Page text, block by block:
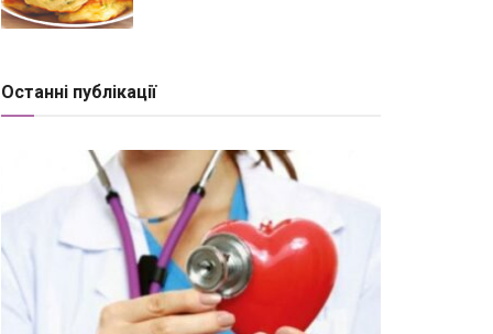
Останні публікації